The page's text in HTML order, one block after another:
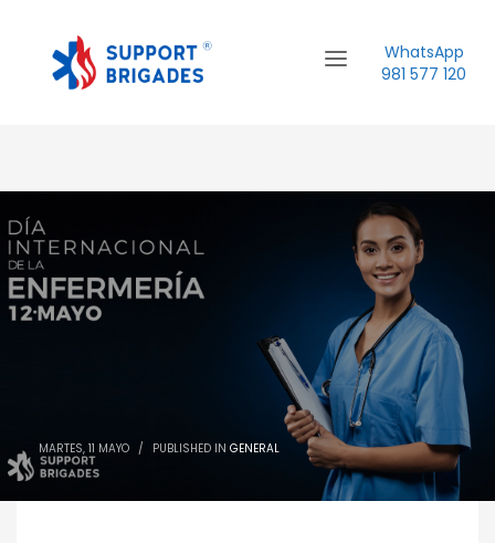
WhatsApp
981 577 120
MARTES, 11 MAYO / PUBLISHED IN GENERAL